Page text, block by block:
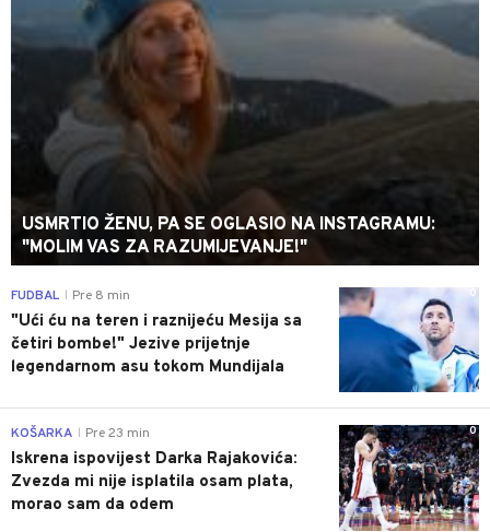
USMRTIO ŽENU, PA SE OGLASIO NA INSTAGRAMU:
"MOLIM VAS ZA RAZUMIJEVANJE!"
0
FUDBAL Pre 8 min
"Ući ću na teren i raznijeću Mesija sa
četiri bombe!" Jezive prijetnje
legendarnom asu tokom Mundijala
0
KOŠARKA Pre 23 min
Iskrena ispovijest Darka Rajakovića:
Zvezda mi nije isplatila osam plata,
morao sam da odem